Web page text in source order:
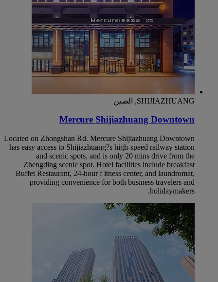
SHIJIAZHUANG, الصين
Mercure Shijiazhuang Downtown
Located on Zhongshan Rd. Mercure Shijiazhuang Downtown
has easy access to Shijiazhuang?s high-speed railway station
and scenic spots, and is only 20 mins drive from the
Zhengding scenic spot. Hotel facilities include breakfast
Buffet Restaurant, 24-hour f itness center, and laundromat,
providing convenience for both business travelers and
holidaymakers.